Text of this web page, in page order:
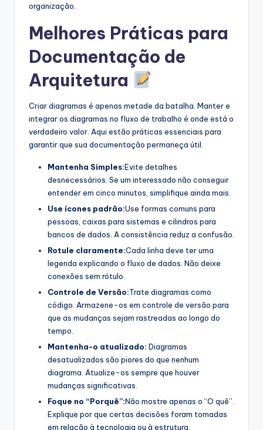
organização.
Melhores Práticas para
Documentação de
Arquitetura
Criar diagramas é apenas metade da batalha. Manter e
integrar os diagramas no fluxo de trabalho é onde está o
verdadeiro valor. Aqui estão práticas essenciais para
garantir que sua documentação permaneça útil.
Mantenha Simples:Evite detalhes
desnecessários. Se um interessado não conseguir
entender em cinco minutos, simplifique ainda mais.
Use ícones padrão:Use formas comuns para
pessoas, caixas para sistemas e cilindros para
bancos de dados. A consistência reduz a confusão.
Rotule claramente:Cada linha deve ter uma
legenda explicando o fluxo de dados. Não deixe
conexões sem rótulo.
Controle de Versão:Trate diagramas como
código. Armazene-os em controle de versão para
que as mudanças sejam rastreadas ao longo do
tempo.
Mantenha-o atualizado: Diagramas
desatualizados são piores do que nenhum
diagrama. Atualize-os sempre que houver
mudanças significativas.
Foque no “Porquê”:Não mostre apenas o “O quê”.
Explique por que certas decisões foram tomadas
em relação à tecnologia ou à estrutura.